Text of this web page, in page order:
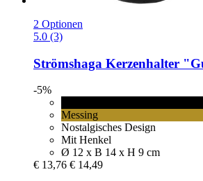
2 Optionen
5.0 (3)
Strömshaga Kerzenhalter
-5%
Messing
Nostalgisches Design
Mit Henkel
Ø 12 x B 14 x H 9 cm
€ 13,76 € 14,49